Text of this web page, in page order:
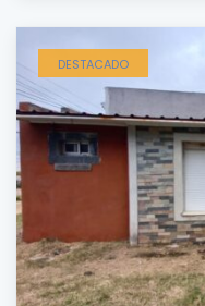
DESTACADO